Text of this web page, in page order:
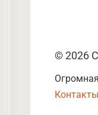
© 2026
Контакты